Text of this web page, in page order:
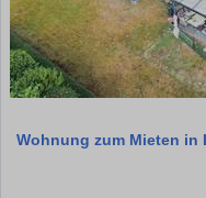
Wohnung zum Mieten in